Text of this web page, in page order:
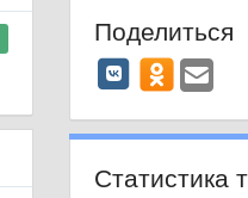
Поделиться
Статистика